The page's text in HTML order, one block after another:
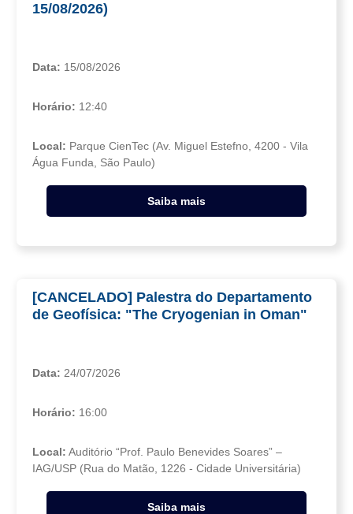
15/08/2026)
Data: 15/08/2026
Horário: 12:40
Local: Parque CienTec (Av. Miguel Estefno, 4200 - Vila
Água Funda, São Paulo)
Saiba mais
[CANCELADO] Palestra do Departamento
de Geofísica: "The Cryogenian in Oman"
Data: 24/07/2026
Horário: 16:00
Local: Auditório “Prof. Paulo Benevides Soares” –
IAG/USP (Rua do Matão, 1226 - Cidade Universitária)
Saiba mais